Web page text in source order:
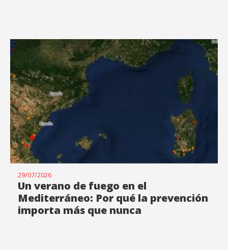
29/07/2026
Un verano de fuego en el
Mediterráneo: Por qué la prevención
importa más que nunca